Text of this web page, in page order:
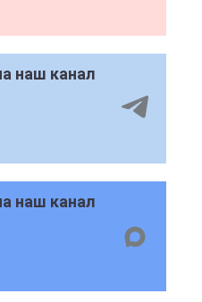
наш канал
наш канал